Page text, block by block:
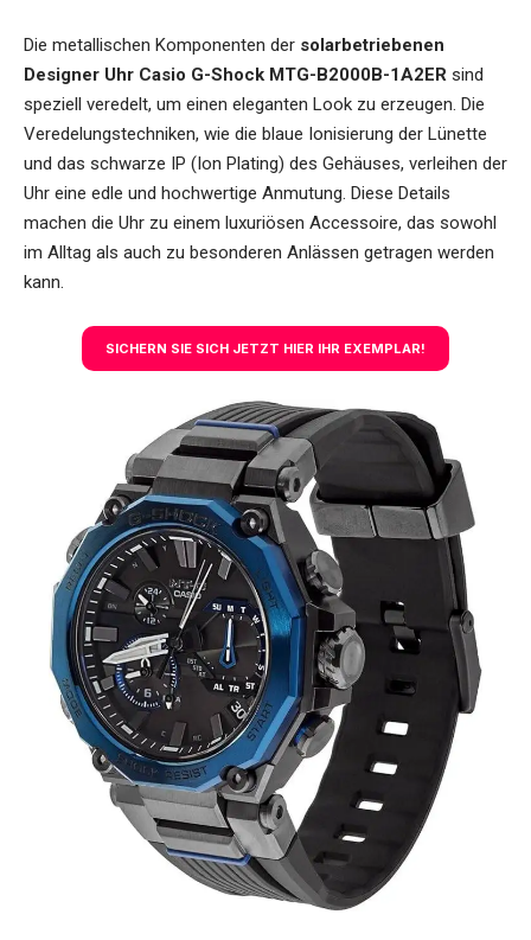
Die metallischen Komponenten der solarbetriebenen
Designer Uhr Casio G-Shock MTG-B2000B-1A2ER sind
speziell veredelt, um einen eleganten Look zu erzeugen. Die
Veredelungstechniken, wie die blaue Ionisierung der Lünette
und das schwarze IP (Ion Plating) des Gehäuses, verleihen der
Uhr eine edle und hochwertige Anmutung. Diese Details
machen die Uhr zu einem luxuriösen Accessoire, das sowohl
im Alltag als auch zu besonderen Anlässen getragen werden
kann.
SICHERN SIE SICH JETZT HIER IHR EXEMPLAR!